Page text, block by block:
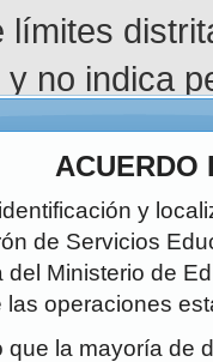
límites
y no indica
área
de
naturaleza
ACUERDO
y
de Servicios
del Ministerio de
las operaciones
que la mayoría de